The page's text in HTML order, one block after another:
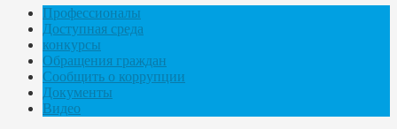
Профессионалы
Доступная среда
конкурсы
Обращения граждан
Сообщить о коррупции
Документы
Видео